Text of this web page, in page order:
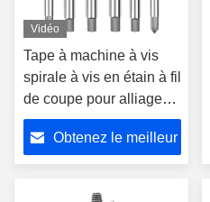
Vidéo
Tape à machine à vis
spirale à vis en étain à fil
de coupe pour alliage
d'aluminium
Obtenez le meilleur